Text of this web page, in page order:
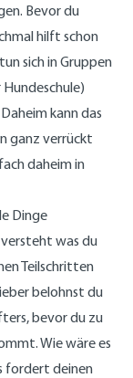
Bevor du
hilft schon
sich in Gruppen
kann das
ganz verrückt
daheim in
Dinge
was du
Teilschritten
belohnst du
bevor du zu
Wie wäre es
fordert deinen